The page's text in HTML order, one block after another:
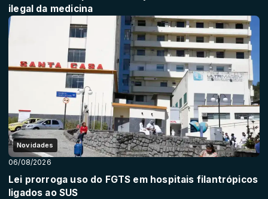
ilegal da medicina
Novidades
06/08/2026
Lei prorroga uso do FGTS em hospitais filantrópicos
ligados ao SUS